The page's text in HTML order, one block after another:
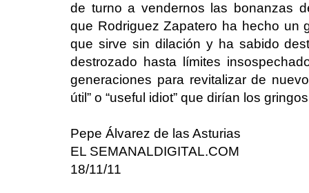
de turno a vendernos las bonanzas
que Rodriguez Zapatero ha hecho un
que sirve sin dilación y ha sabido
destrozado hasta límites
generaciones para revitalizar de
útil” o “useful idiot” que dirían los
Pepe Álvarez de las Asturias
EL SEMANALDIGITAL.COM
18/11/11